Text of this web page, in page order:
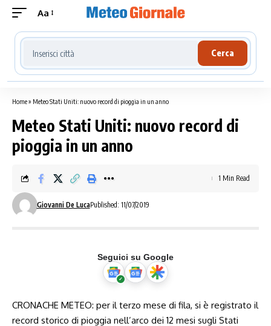
Aa
Cerca località meteo
Cerca
Home» Meteo Stati Uniti: nuovo record di pioggia in un anno
Meteo Stati Uniti: nuovo record di
pioggia in un anno
Giovanni De LucaPublished: 11/07/2019
1 Min Read
Seguici su Google
CRONACHE METEO: per il terzo mese di fila, si è registrato il
record storico di pioggia nell’arco dei 12 mesi sugli Stati